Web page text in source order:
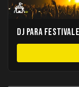
🎪
DJ para